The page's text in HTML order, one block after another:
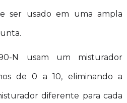
ser usado em uma ampla
N usam um misturador
de 0 a 10, eliminando a
diferente para cada